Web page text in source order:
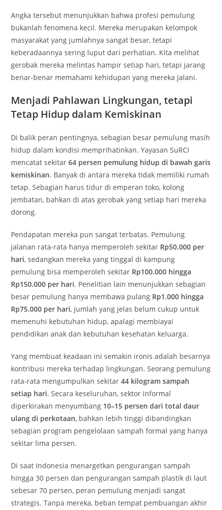
Angka tersebut menunjukkan bahwa profesi pemulung
bukanlah fenomena kecil. Mereka merupakan kelompok
masyarakat yang jumlahnya sangat besar, tetapi
keberadaannya sering luput dari perhatian. Kita melihat
gerobak mereka melintas hampir setiap hari, tetapi jarang
benar-benar memahami kehidupan yang mereka jalani.
Menjadi Pahlawan Lingkungan, tetapi
Tetap Hidup dalam Kemiskinan
Di balik peran pentingnya, sebagian besar pemulung masih
hidup dalam kondisi memprihatinkan. Yayasan SuRCI
mencatat sekitar64 persen pemulung hidup di bawah garis
kemiskinan. Banyak di antara mereka tidak memiliki rumah
tetap. Sebagian harus tidur di emperan toko, kolong
jembatan, bahkan di atas gerobak yang setiap hari mereka
dorong.
Pendapatan mereka pun sangat terbatas. Pemulung
jalanan rata-rata hanya memperoleh sekitar Rp50.000 per
hari, sedangkan mereka yang tinggal di kampung
pemulung bisa memperoleh sekitar Rp100.000 hingga
Rp150.000 per hari. Penelitian lain menunjukkan sebagian
besar pemulung hanya membawa pulang Rp1.000 hingga
Rp75.000 per hari, jumlah yang jelas belum cukup untuk
memenuhi kebutuhan hidup, apalagi membiayai
pendidikan anak dan kebutuhan kesehatan keluarga.
Yang membuat keadaan ini semakin ironis adalah besarnya
kontribusi mereka terhadap lingkungan. Seorang pemulung
rata-rata mengumpulkan sekitar44 kilogram sampah
setiap hari. Secara keseluruhan, sektor informal
diperkirakan menyumbang 10–15 persen dari total daur
ulang di perkotaan, bahkan lebih tinggi dibandingkan
sebagian program pengelolaan sampah formal yang hanya
sekitar lima persen.
Di saat Indonesia menargetkan pengurangan sampah
hingga 30 persen dan pengurangan sampah plastik di laut
sebesar 70 persen, peran pemulung menjadi sangat
strategis. Tanpa mereka, beban tempat pembuangan akhir